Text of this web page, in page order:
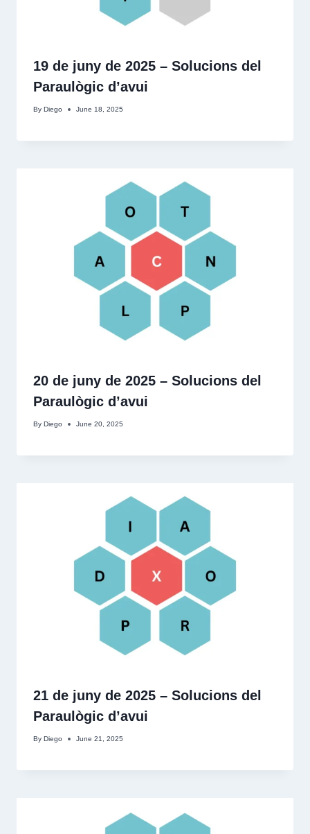
19 de juny de 2025 – Solucions del
Paraulògic d’avui
By Diego June 18, 2025
20 de juny de 2025 – Solucions del
Paraulògic d’avui
By Diego June 20, 2025
21 de juny de 2025 – Solucions del
Paraulògic d’avui
By Diego June 21, 2025